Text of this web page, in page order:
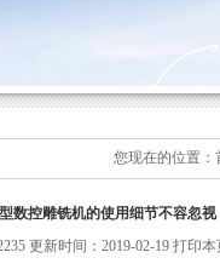
您现在的位置：
数控雕铣机的使用细节不容忽视
更新时间：2019-02-19打印本